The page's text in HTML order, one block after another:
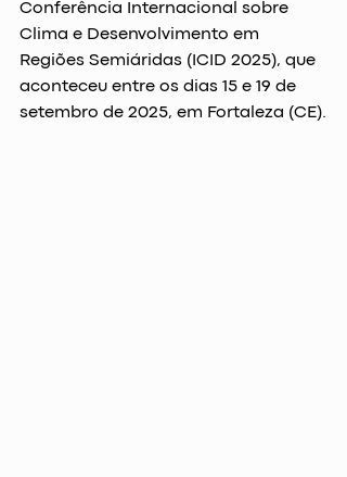
Conferência Internacional sobre
Clima e Desenvolvimento em
Regiões Semiáridas (ICID 2025), que
aconteceu entre os dias 15 e 19 de
setembro de 2025, em Fortaleza (CE).